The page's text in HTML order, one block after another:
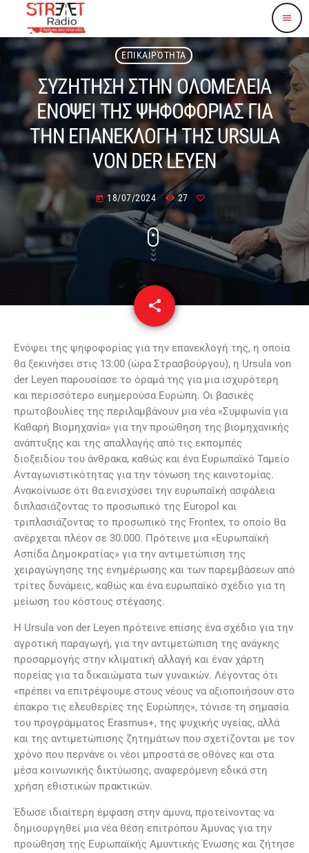
menu
ΕΠΙΚΑΙΡΌΤΗΤΑ
ΣΥΖΗΤΗΣΗ ΣΤΗΝ ΟΛΟΜΕΛΕΙΑ
ΕΝΟΨΕΙ ΤΗΣ ΨΗΦΟΦΟΡΙΑΣ ΓΙΑ
ΤΗΝ ΕΠΑΝΕΚΛΟΓΗ ΤΗΣ URSULA
VON DER LEYEN
today 18/07/2024 27
share
email
Ενόψει της ψηφοφορίας για την επανεκλογή της, η οποία
θα ξεκινήσει στις 13:00 (ώρα Στρασβούργου), η Ursula von
der Leyen παρουσίασε το όραμά της για μια ισχυρότερη
και περισσότερο ευημερούσα Ευρώπη. Οι βασικές
πρωτοβουλίες της περιλαμβάνουν μια νέα «Συμφωνία για
Καθαρή Βιομηχανία» για την προώθηση της βιομηχανικής
ανάπτυξης και της απαλλαγής από τις εκπομπές
διοξειδίου του άνθρακα, καθώς και ένα Ευρωπαϊκό Ταμείο
Ανταγωνιστικότητας για την τόνωση της καινοτομίας.
Ανακοίνωσε ότι θα ενισχύσει την ευρωπαϊκή ασφάλεια
διπλασιάζοντας το προσωπικό της Europol και
τριπλασιάζοντας το προσωπικό της Frontex, το οποίο θα
ανέρχεται πλέον σε 30.000. Πρότεινε μια «Ευρωπαϊκή
Ασπίδα Δημοκρατίας» για την αντιμετώπιση της
χειραγώγησης της ενημέρωσης και των παρεμβάσεων από
τρίτες δυνάμεις, καθώς και ένα ευρωπαϊκό σχέδιο για τη
μείωση του κόστους στέγασης.
Η Ursula von der Leyen πρότεινε επίσης ένα σχέδιο για την
αγροτική παραγωγή, για την αντιμετώπιση της ανάγκης
προσαρμογής στην κλιματική αλλαγή και έναν χάρτη
πορείας για τα δικαιώματα των γυναικών. Λέγοντας ότι
«πρέπει να επιτρέψουμε στους νέους να αξιοποιήσουν στο
έπακρο τις ελευθερίες της Ευρώπης», τόνισε τη σημασία
του προγράμματος Erasmus+, της ψυχικής υγείας, αλλά
και της αντιμετώπισης ζητημάτων που σχετίζονται με τον
χρόνο που περνάνε οι νέοι μπροστά σε οθόνες και στα
μέσα κοινωνικής δικτύωσης, αναφερόμενη εδικά στη
χρήση εθιστικών πρακτικών.
Έδωσε ιδιαίτερη έμφαση στην άμυνα, προτείνοντας να
δημιουργηθεί μια νέα θέση επιτρόπου Άμυνας για την
προώθηση της Ευρωπαϊκής Αμυντικής Ένωσης και ζήτησε